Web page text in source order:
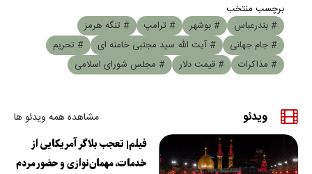
برچسب منتخب
# بندرعباس
# بوشهر # ترامپ
# تنگه هرمز
# جام جهانی
# آیت الله سید مجتبی خامنه ای
# تحریم
# مذاکرات
# قیمت دلار # مجلس شورای اسلامی
ویدئو مشاهده همه ویدئو ها
فیلم| تعجب بلاگر آمریکایی از
خدمات، مهمان‌نوازی و حضور مردم